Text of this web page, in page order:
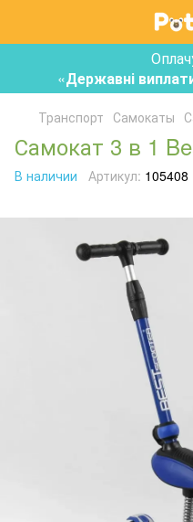
«Державні
Транспорт Самокаты
Самокат 3 в 1
В наличии Артикул: 105408